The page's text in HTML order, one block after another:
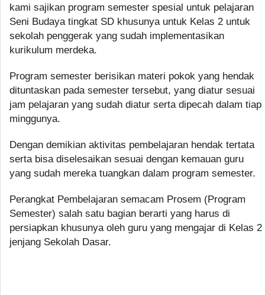
kami sajikan program semester spesial untuk pelajaran
Seni Budaya tingkat SD khusunya untuk Kelas 2 untuk
sekolah penggerak yang sudah implementasikan
kurikulum merdeka.
Program semester berisikan materi pokok yang hendak
dituntaskan pada semester tersebut, yang diatur sesuai
jam pelajaran yang sudah diatur serta dipecah dalam tiap
minggunya.
Dengan demikian aktivitas pembelajaran hendak tertata
serta bisa diselesaikan sesuai dengan kemauan guru
yang sudah mereka tuangkan dalam program semester.
Perangkat Pembelajaran semacam Prosem (Program
Semester) salah satu bagian berarti yang harus di
persiapkan khusunya oleh guru yang mengajar di Kelas 2
jenjang Sekolah Dasar.